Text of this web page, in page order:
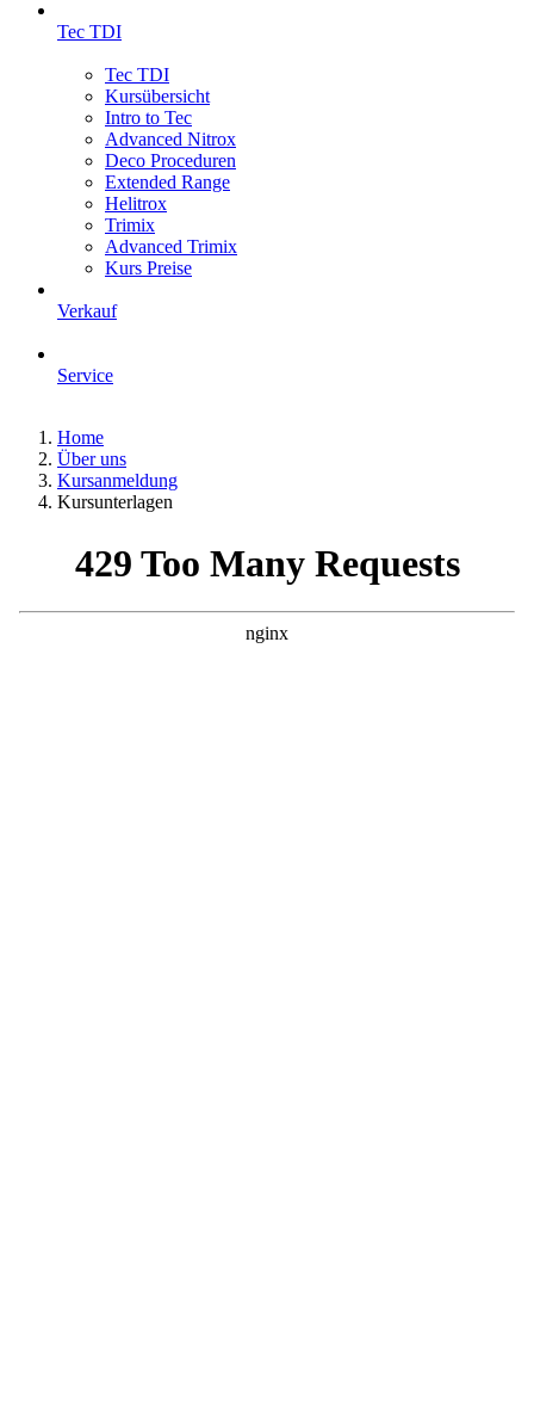
Tec TDI
Tec TDI
Kursübersicht
Intro to Tec
Advanced Nitrox
Deco Proceduren
Extended Range
Helitrox
Trimix
Advanced Trimix
Kurs Preise
Verkauf
Service
Home
Über uns
Kursanmeldung
Kursunterlagen